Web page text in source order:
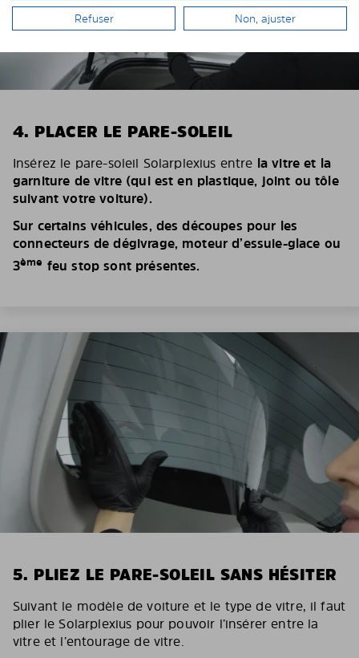
4. PLACER LE PARE-SOLEIL
Insérez le pare-soleil Solarplexius entre la vitre et la
garniture de vitre (qui est en plastique, joint ou tôle
suivant votre voiture).
Sur certains véhicules, des découpes pour les
connecteurs de dégivrage, moteur d’essuie-glace ou
3ème feu stop sont présentes.
5. PLIEZ LE PARE-SOLEIL SANS HÉSITER
Suivant le modèle de voiture et le type de vitre, il faut
plier le Solarplexius pour pouvoir l’insérer entre la
vitre et l’entourage de vitre.
Refuser Non, ajuster